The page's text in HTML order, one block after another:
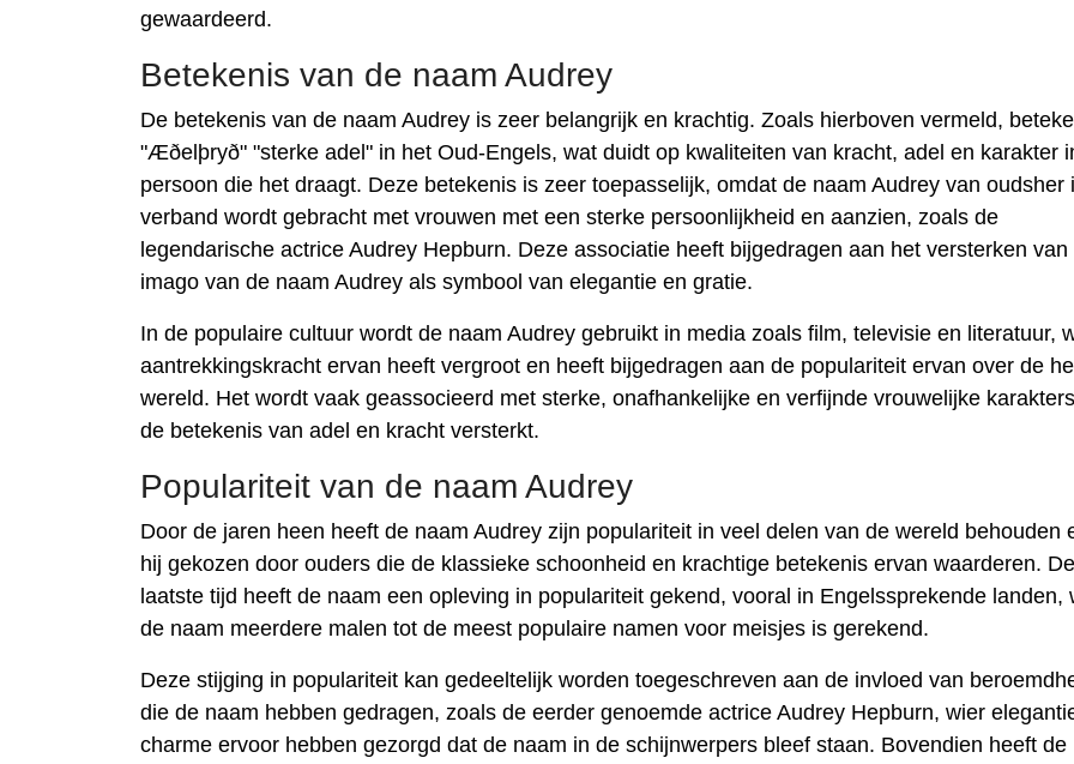
gewaardeerd.
Betekenis van de naam Audrey
De betekenis van de naam Audrey is zeer belangrijk en krachtig. Zoals hierboven vermeld,
"Æðelþryð" "sterke adel" in het Oud-Engels, wat duidt op kwaliteiten van kracht, adel en karakter
persoon die het draagt. Deze betekenis is zeer toepasselijk, omdat de naam Audrey van oudsher
verband wordt gebracht met vrouwen met een sterke persoonlijkheid en aanzien, zoals de
legendarische actrice Audrey Hepburn. Deze associatie heeft bijgedragen aan het versterken van
imago van de naam Audrey als symbool van elegantie en gratie.
In de populaire cultuur wordt de naam Audrey gebruikt in media zoals film, televisie en literatuur,
aantrekkingskracht ervan heeft vergroot en heeft bijgedragen aan de populariteit ervan over de
wereld. Het wordt vaak geassocieerd met sterke, onafhankelijke en verfijnde vrouwelijke
de betekenis van adel en kracht versterkt.
Populariteit van de naam Audrey
Door de jaren heen heeft de naam Audrey zijn populariteit in veel delen van de wereld behouden
hij gekozen door ouders die de klassieke schoonheid en krachtige betekenis ervan waarderen. De
laatste tijd heeft de naam een ​​opleving in populariteit gekend, vooral in Engelssprekende landen,
de naam meerdere malen tot de meest populaire namen voor meisjes is gerekend.
Deze stijging in populariteit kan gedeeltelijk worden toegeschreven aan de invloed van
die de naam hebben gedragen, zoals de eerder genoemde actrice Audrey Hepburn, wier
charme ervoor hebben gezorgd dat de naam in de schijnwerpers bleef staan. Bovendien heeft de